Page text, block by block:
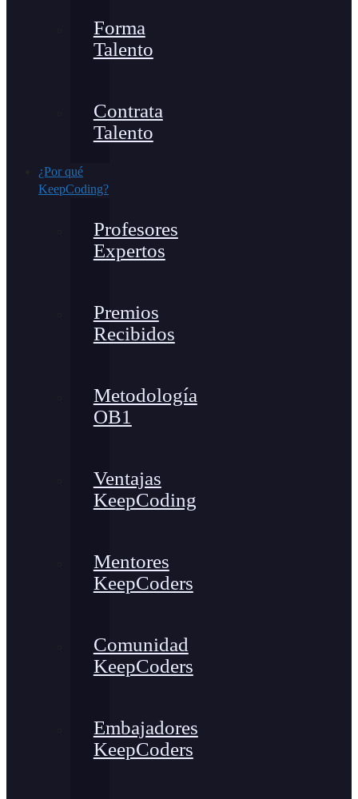
Forma
Talento
Contrata
Talento
¿Por qué
KeepCoding?
Profesores
Expertos
Premios
Recibidos
Metodología
OB1
Ventajas
KeepCoding
Mentores
KeepCoders
Comunidad
KeepCoders
Embajadores
KeepCoders